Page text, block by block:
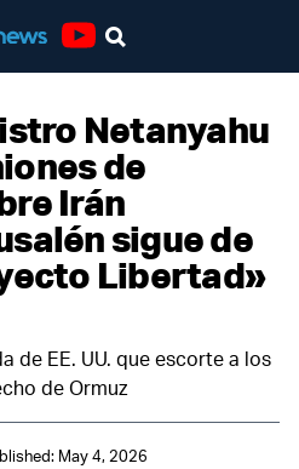
Netanyahu
de
Irán
sigue de
Libertad»
de EE. UU. que escorte a los
de Ormuz
May 4, 2026